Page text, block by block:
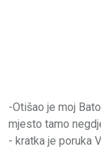
-Otišao je moj
mjesto tamo
- kratka je poruka